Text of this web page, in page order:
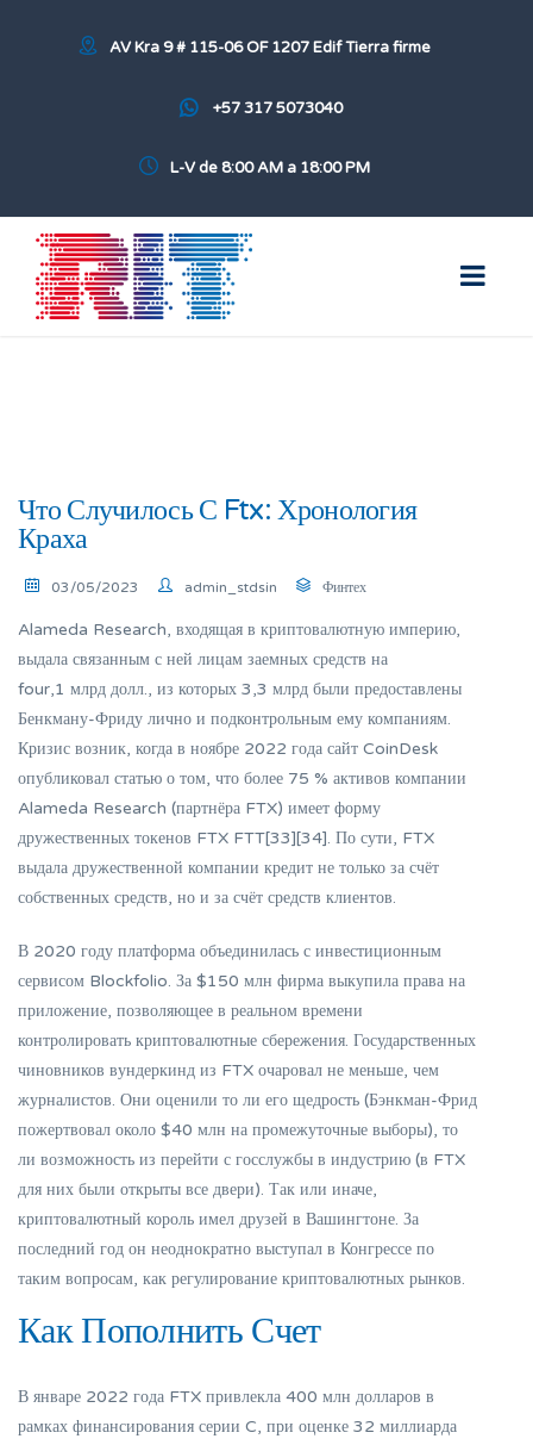
AV Kra 9 # 115-06 OF 1207 Edif Tierra firme
+57 317 5073040
L-V de 8:00 AM a 18:00 PM
Что Случилось С Ftx: Хронология
Краха
03/05/2023 admin_stdsin Финтех
Alameda Research, входящая в криптовалютную империю,
выдала связанным с ней лицам заемных средств на
four,1 млрд долл., из которых 3,3 млрд были предоставлены
Бенкману-Фриду лично и подконтрольным ему компаниям.
Кризис возник, когда в ноябре 2022 года сайт CoinDesk
опубликовал статью о том, что более 75 % активов компании
Alameda Research (партнёра FTX) имеет форму
дружественных токенов FTX FTT[33][34]. По сути, FTX
выдала дружественной компании кредит не только за счёт
собственных средств, но и за счёт средств клиентов.
В 2020 году платформа объединилась с инвестиционным
сервисом Blockfolio. За $150 млн фирма выкупила права на
приложение, позволяющее в реальном времени
контролировать криптовалютные сбережения. Государственных
чиновников вундеркинд из FTX очаровал не меньше, чем
журналистов. Они оценили то ли его щедрость (Бэнкман-Фрид
пожертвовал около $40 млн на промежуточные выборы), то
ли возможность из перейти с госслужбы в индустрию (в FTX
для них были открыты все двери). Так или иначе,
криптовалютный король имел друзей в Вашингтоне. За
последний год он неоднократно выступал в Конгрессе по
таким вопросам, как регулирование криптовалютных рынков.
Как Пополнить Счет
В январе 2022 года FTX привлекла 400 млн долларов в
рамках финансирования серии C, при оценке 32 миллиарда